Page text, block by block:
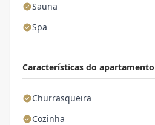
Sauna
Spa
Características do apartamento
Churrasqueira
Cozinha